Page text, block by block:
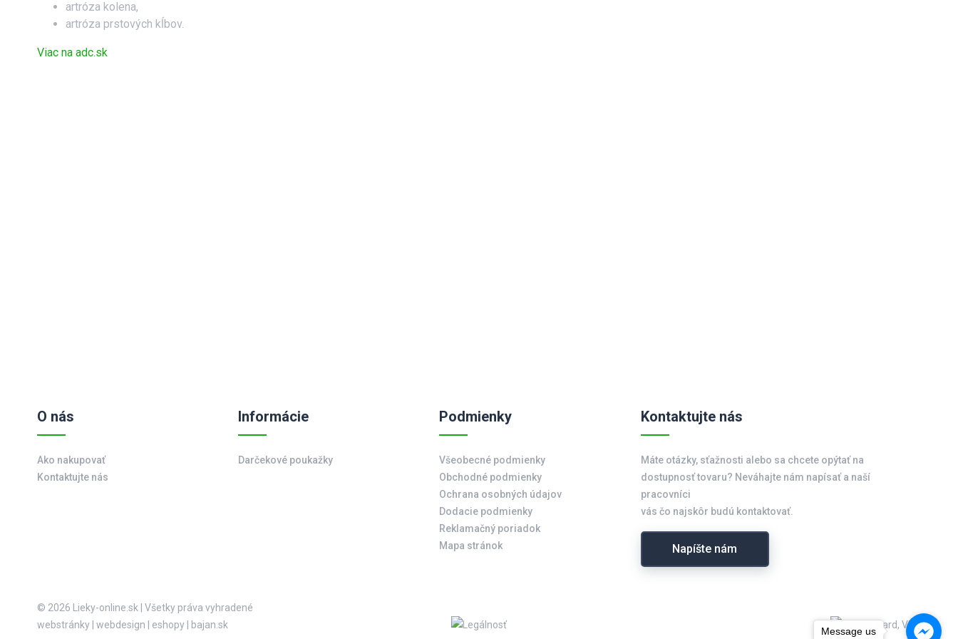
artróza kolena,
artróza prstových kĺbov.
Viac na adc.sk
O nás
Ako nakupovať
Kontaktujte nás
Informácie
Darčekové poukažky
Podmienky
Všeobecné podmienky
Obchodné podmienky
Ochrana osobných údajov
Dodacie podmienky
Reklamačný poriadok
Mapa stránok
Kontaktujte nás
Máte otázky, sťažnosti alebo sa chcete opýtať na
dostupnosť tovaru? Neváhajte nám napísať a naší
pracovníci
vás čo najskôr budú kontaktovať.
Napíšte nám
© 2026 Lieky-online.sk
Všetky práva vyhradené
webstránky webdesign eshopy bajan.sk
Message us